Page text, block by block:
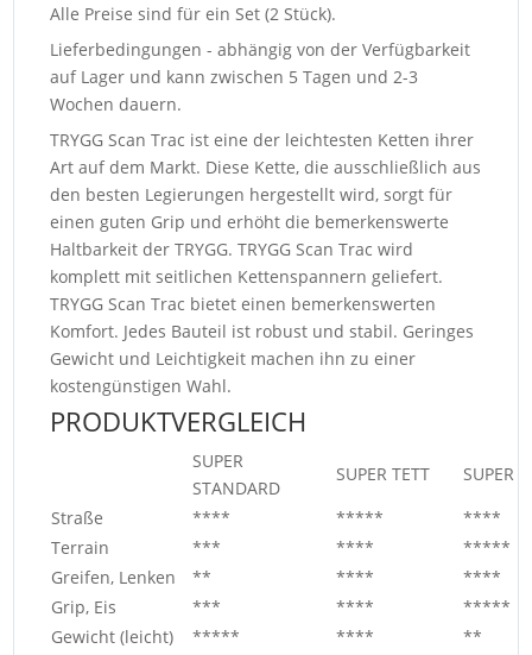
Alle Preise sind für ein Set (2 Stück).
Lieferbedingungen - abhängig von der Verfügbarkeit
auf Lager und kann zwischen 5 Tagen und 2-3
Wochen dauern.
TRYGG Scan Trac ist eine der leichtesten Ketten ihrer
Art auf dem Markt. Diese Kette, die ausschließlich aus
den besten Legierungen hergestellt wird, sorgt für
einen guten Grip und erhöht die bemerkenswerte
Haltbarkeit der TRYGG. TRYGG Scan Trac wird
komplett mit seitlichen Kettenspannern geliefert.
TRYGG Scan Trac bietet einen bemerkenswerten
Komfort. Jedes Bauteil ist robust und stabil. Geringes
Gewicht und Leichtigkeit machen ihn zu einer
kostengünstigen Wahl.
PRODUKTVERGLEICH
SUPER
STANDARD
SUPER TETT
SUPER
Straße
**** *****
****
Terrain
*** ****
*****
Greifen, Lenken
** ****
****
Grip, Eis
*** ****
*****
Gewicht (leicht)
***** ****
**